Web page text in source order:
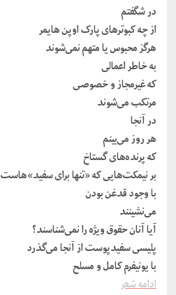
در شگفتم
از چه کبوترهای پارک اوپن هایمر
هرگز محبوس یا متهم نمی‌شوند
به خاطر اعمالی
که غیرمجاز و خصوصی
مرتکب می‌شوند
در آنجا
هر روز می‌بینم
که پرنده‌های گستاخ
بر نیمکت‌هایی که «تنها برای سفید»هاست
با وجود قدغن بودن
می‌نشینند
آیا آنان حقوق ویژه را نمی‌شناسند؟
پلیسی سفیدپوست از آنجا می‌گذرد
با یونیفرم کامل و مسلح
ادامه شعر